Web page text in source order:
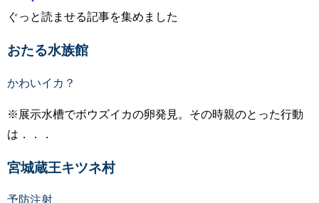
ぐっと読ませる記事を集めました
おたる水族館
かわいイカ？
※展示水槽でボウズイカの卵発見。その時親のとった行動
は．．．
宮城蔵王キツネ村
予防注射